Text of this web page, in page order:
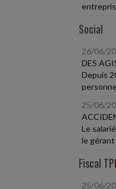
Social
26/06/
DES
Depuis
25/06/
Le
le gérant
Fiscal
25/06/